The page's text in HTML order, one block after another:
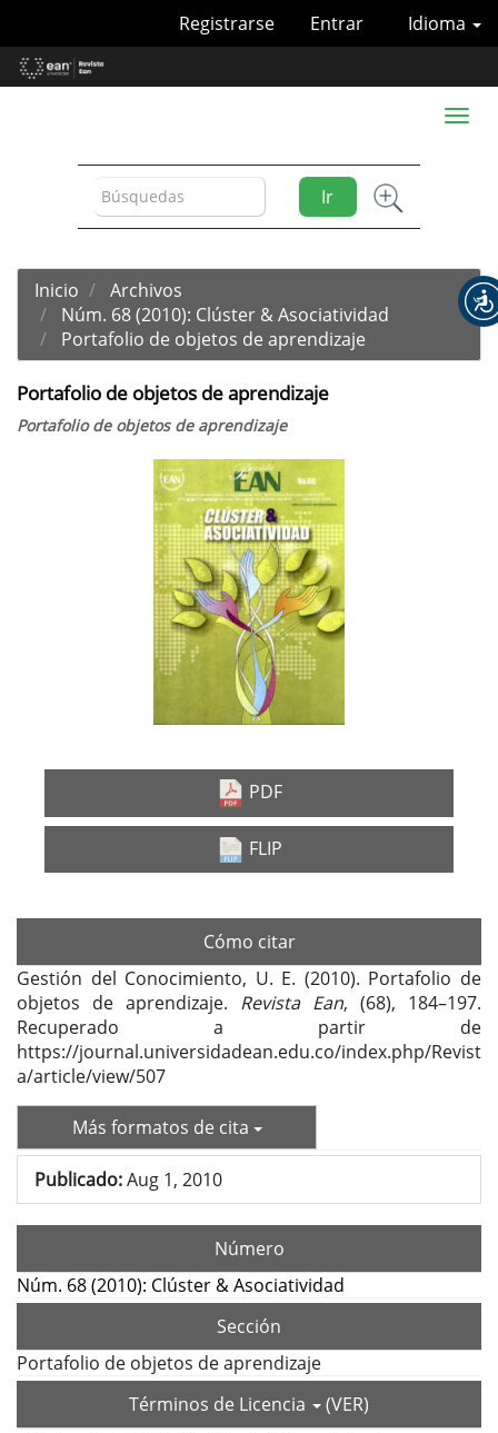
Contenido
principal
Idioma
Registrarse Entrar
Ir
Toggle
Inicio
Archivos
Núm. 68 (2010): Clúster & Asociatividad
Portafolio de objetos de aprendizaje
Portafolio de objetos de aprendizaje
Portafolio de objetos de aprendizaje
PDF
FLIP
Cómo citar
Gestión del Conocimiento, U. E. (2010). Portafolio de
objetos de aprendizaje. Revista Ean, (68), 184–197.
Recuperado a partir de
https://journal.universidadean.edu.co/index.php/Revist
a/article/view/507
Más formatos de cita
Publicado:Aug 1, 2010
Número
Núm. 68 (2010): Clúster & Asociatividad
Sección
Portafolio de objetos de aprendizaje
Términos de Licencia
(VER)